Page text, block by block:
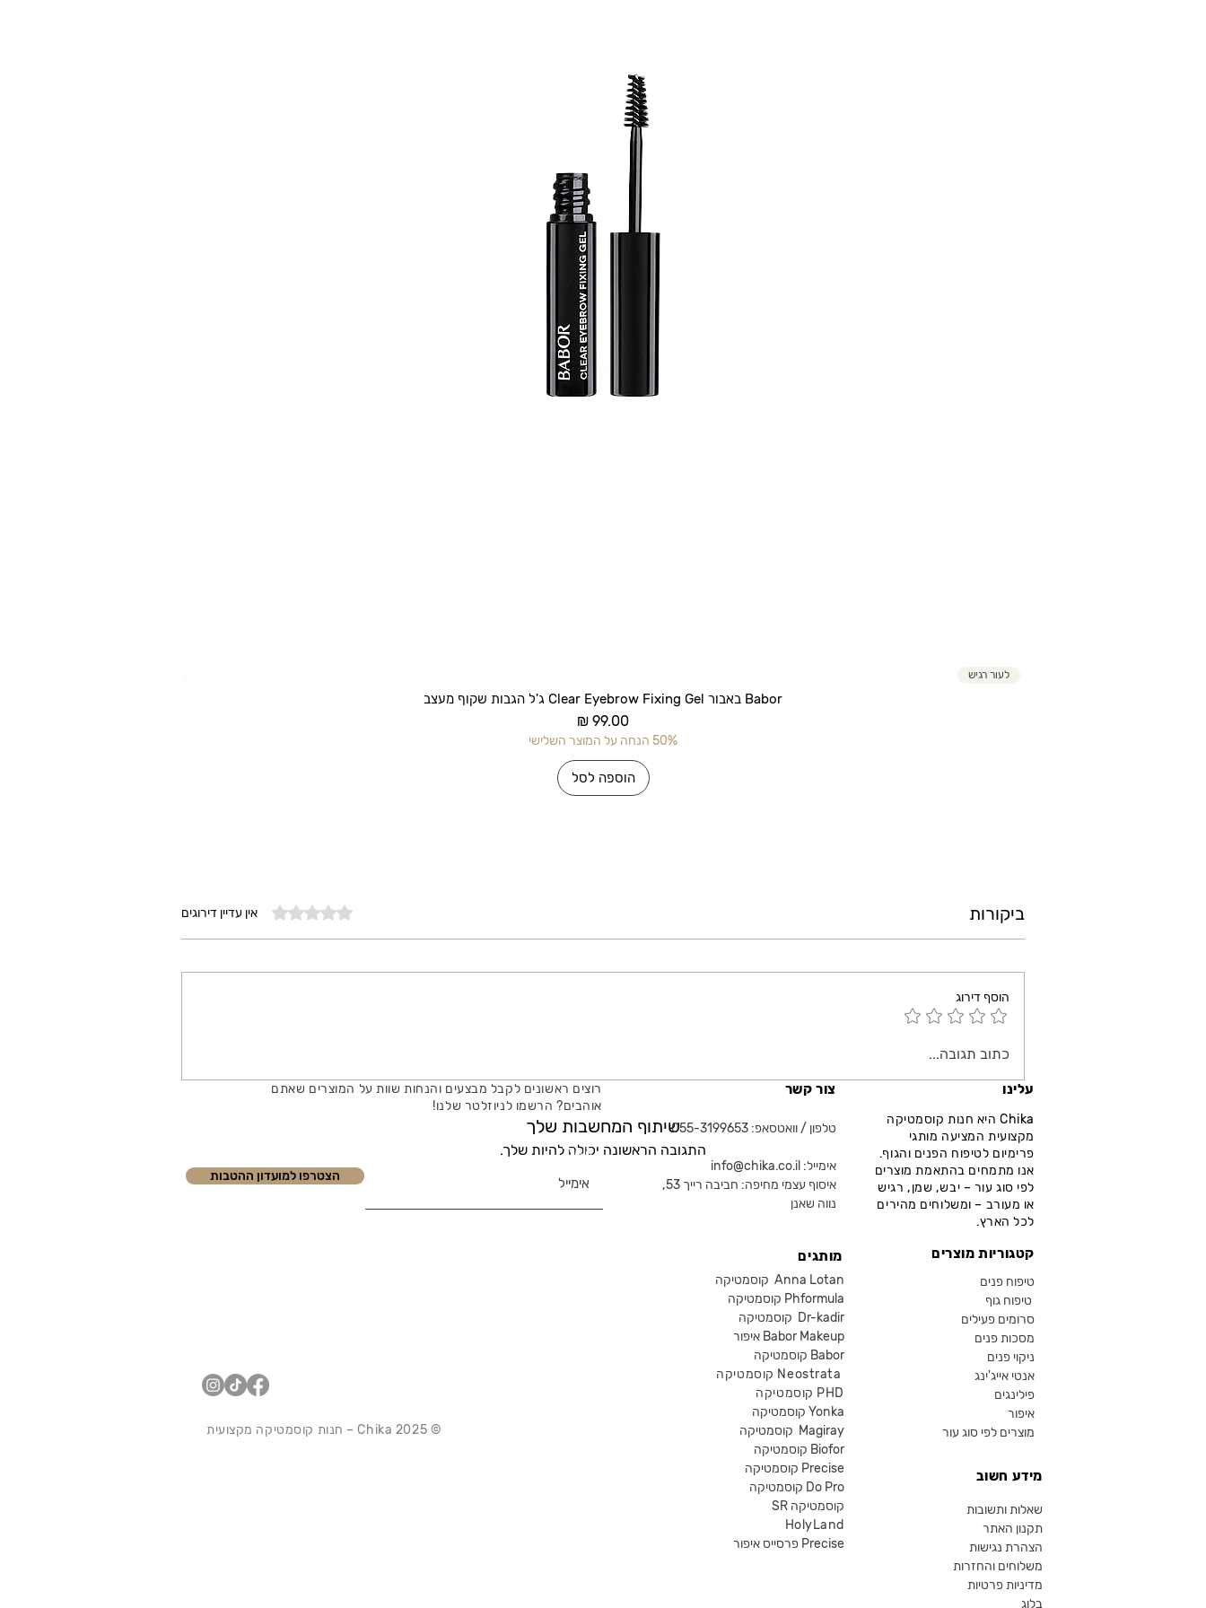
לעור רגיש
Babor באבור Clear Eyebrow Fixing Gel ג'ל הגבות שקוף מעצב
מחיר
50% הנחה על המוצר השלישי
הוספה לסל
ביקורות דירוג של 0 מתוך 5 כוכבים אין עדיין דירוגים
הוסף דירוג
כתוב תגובה...
שיתוף המחשבות שלך
התגובה הראשונה יכולה להיות שלך.
רוצים ראשונים לקבל מבצעים והנחות שוות על המוצרים שאתם
אוהבים? הרשמו לניוזלטר שלנו!
הצטרפו למועדון ההטבות
אימייל
© 2025 Chika – חנות קוסמטיקה מקצועית
צור קשר
טלפון / וואטסאפ: 055-3199653
אימייל: info@chika.co.il
איסוף עצמי מחיפה: חביבה רייך 53,
נווה שאנן
מותגים
קוסמטיקה Anna Lotan
קוסמטיקה Phformula
קוסמטיקה Dr-kadir
איפור Babor Makeup
קוסמטיקה Babor
קוסמטיקה Neostrata
קוסמטיקה PHD
קוסמטיקה Yonka
Magiray
קוסמטיקה Biofor
קוסמטיקה Precise
קוסמטיקה Do Pro
SR קוסמטיקה
HolyLand
פרסייס איפור Precise
עלינו
Chika היא חנות קוסמטיקה
מקצועית המציעה מותגי
פרימיום לטיפוח הפנים והגוף.
אנו מתמחים בהתאמת מוצרים
לפי סוג עור – יבש, שמן, רגיש
או מעורב – ומשלוחים מהירים
לכל הארץ.
קטגוריות מוצרים
טיפוח פנים
טיפוח גוף
סרומים פעילים
מסכות פנים
ניקוי פנים
אנטי אייג'ינג
פילינגים
איפור
מוצרים לפי סוג עור
מידע חשוב
שאלות ותשובות
תקנון האתר
הצהרת נגישות
משלוחים והחזרות
מדיניות פרטיות
בלוג